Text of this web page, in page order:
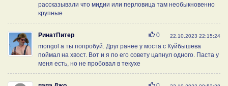
рассказывали что мидии или перловица там необыкновенно
крупные
РинатПитер 22.10.2023 22:15:24
Нравится
0
mongol а ты попробуй. Друг ранее у моста с Куйбышева
поймал на хвост. Вот и я по его совету цапнул одного. Паста у
меня есть, но не пробовал в текухе